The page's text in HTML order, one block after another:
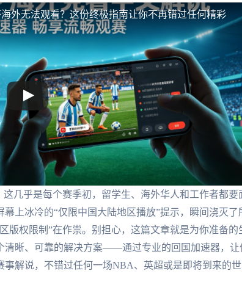
外无法观看？这份终极指南让你不再错过任何精彩
几乎是每个赛季初，留学生、海外华人和工作者都要
上冰冷的“仅限中国大陆地区播放”提示，瞬间浇灭了
版权限制”在作祟。别担心，这篇文章就是为你准备的
清晰、可靠的解决方案——通过专业的回国加速器，让
解说，不错过任何一场NBA、英超或是即将到来的